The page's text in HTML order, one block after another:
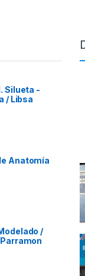
Silueta -
/ Libsa
Anatomía
/